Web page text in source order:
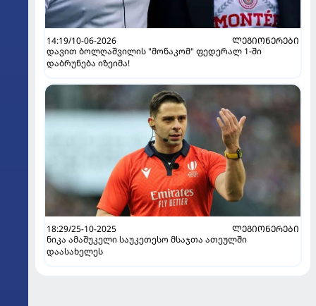
14:19/10-06-2026
ᲚᲔᲒᲘᲝᲜᲔᲠᲔᲑᲘ
დავით ბოლღაშვილის "მონაკომ" ფედერალ 1-ში
დაბრუნება იზეიმა!
18:29/25-10-2025
ᲚᲔᲒᲘᲝᲜᲔᲠᲔᲑᲘ
ნიკა ამაშუკელი საუკეთესო მსაჯთა ათეულში
დაასახელეს